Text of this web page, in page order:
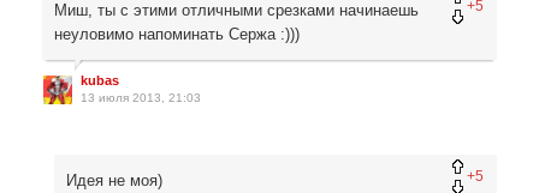
+5
Миш, ты с этими отличными срезками начинаешь
неуловимо напоминать Сержа :)))
kubas
13 июля 2013, 21:03
+5
Идея не моя)